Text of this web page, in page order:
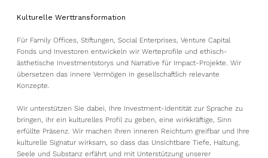
Kulturelle Werttransformation
Für Family Offices, Stiftungen, Social Enterprises, Venture Capital
Fonds und Investoren entwickeln wir Werteprofile und ethisch-
ästhetische Investmentstorys und Narrative für Impact-Projekte. Wir
übersetzen das innere Vermögen in gesellschaftlich relevante
Konzepte.
Wir unterstützen Sie dabei, Ihre Investment-Identität zur Sprache zu
bringen, ihr ein kulturelles Profil zu geben, eine wirkkräftige, Sinn
erfüllte Präsenz. Wir machen Ihren inneren Reichtum greifbar und Ihre
kulturelle Signatur wirksam, so dass das Unsichtbare Tiefe, Haltung,
Seele und Substanz erfährt und mit Unterstützung unserer